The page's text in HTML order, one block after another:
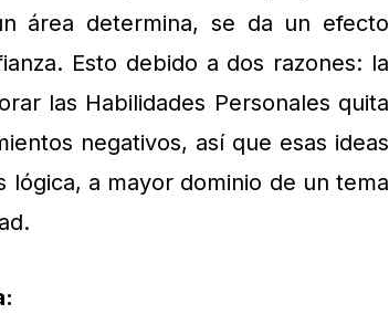
área determina, se da un efecto
Esto debido a dos razones: la
las Habilidades Personales quita
negativos, así que esas ideas
lógica, a mayor dominio de un tema